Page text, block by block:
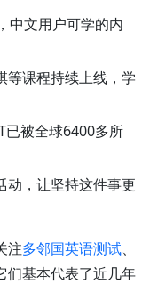
中文用户可学的内
等课程持续上线，学
已被全球6400多所
动，让坚持这件事更
注多邻国英语测试、
们基本代表了近几年